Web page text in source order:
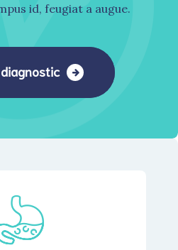
id, feugiat a augue.